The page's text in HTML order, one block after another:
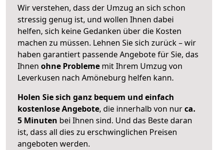
Wir verstehen, dass der Umzug an sich schon
stressig genug ist, und wollen Ihnen dabei
helfen, sich keine Gedanken über die Kosten
machen zu müssen. Lehnen Sie sich zurück – wir
haben garantiert passende Angebote für Sie, das
Ihnen ohne Probleme mit Ihrem Umzug von
Leverkusen nach Amöneburg helfen kann.
Holen Sie sich ganz bequem und einfach
kostenlose Angebote, die innerhalb von nurca.
5 Minuten bei Ihnen sind. Und das Beste daran
ist, dass all dies zu erschwinglichen Preisen
angeboten werden.